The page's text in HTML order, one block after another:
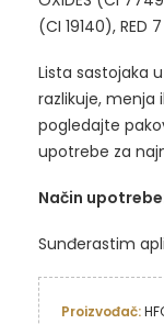
(CI 19140), RED
Lista sastojaka
razlikuje, menja
pogledajte
upotrebe za
Način
Sunđerastim
Proizvođač: